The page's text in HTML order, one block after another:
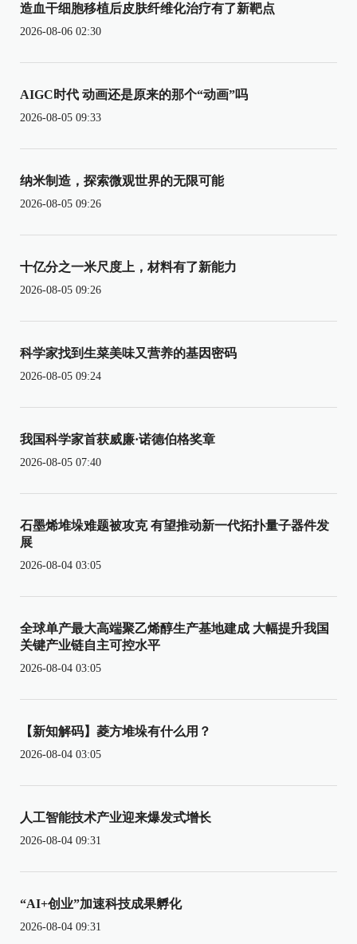
造血干细胞移植后皮肤纤维化治疗有了新靶点
2026-08-06 02:30
AIGC时代 动画还是原来的那个“动画”吗
2026-08-05 09:33
纳米制造，探索微观世界的无限可能
2026-08-05 09:26
十亿分之一米尺度上，材料有了新能力
2026-08-05 09:26
科学家找到生菜美味又营养的基因密码
2026-08-05 09:24
我国科学家首获威廉·诺德伯格奖章
2026-08-05 07:40
石墨烯堆垛难题被攻克 有望推动新一代拓扑量子器件发
展
2026-08-04 03:05
全球单产最大高端聚乙烯醇生产基地建成 大幅提升我国
关键产业链自主可控水平
2026-08-04 03:05
【新知解码】菱方堆垛有什么用？
2026-08-04 03:05
人工智能技术产业迎来爆发式增长
2026-08-04 09:31
“AI+创业”加速科技成果孵化
2026-08-04 09:31